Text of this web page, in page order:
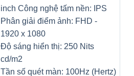
inch Công nghệ tấm nền: IPS
Phân giải điểm ảnh: FHD -
1920 x 1080
Độ sáng hiển thị: 250 Nits
cd/m2
Tần số quét màn: 100Hz (Hertz)